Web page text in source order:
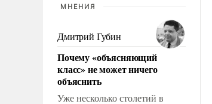
МНЕНИЯ
Дмитрий Губин
Почему «объясняющий
класс» не может ничего
объяснить
Уже несколько столетий в